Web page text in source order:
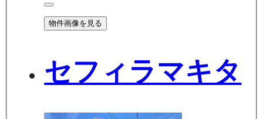
物件画像を見る
セフィラマキタ